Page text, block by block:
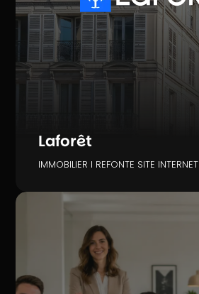
Laforêt
IMMOBILIER I REFONTE SITE INTERNET